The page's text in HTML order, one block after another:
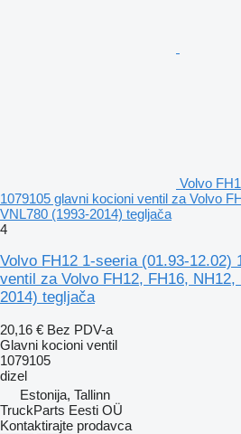
Volvo
1079105 glavni kocioni ventil za Volvo
VNL780 (1993-2014) tegljača
4
Volvo FH12 1-seeria (01.93-12.02)
ventil za Volvo FH12, FH16, NH12,
2014) tegljača
20,16 € Bez PDV-a
Glavni kocioni ventil
1079105
dizel
Estonija, Tallinn
TruckParts Eesti OÜ
Kontaktirajte prodavca